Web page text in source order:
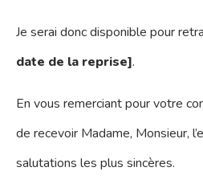
Je serai donc disponible pour
date de la reprise].
En vous remerciant pour votre
de recevoir Madame, Monsieur,
salutations les plus sincères.